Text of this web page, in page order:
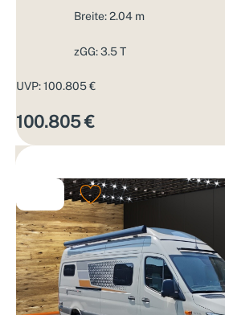
Breite: 2.04 m
zGG: 3.5 T
UVP: 100.805 €
100.805 €